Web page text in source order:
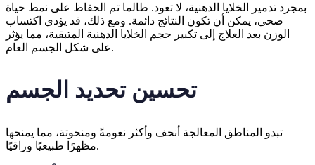
بمجرد تدمير الخلايا الدهنية، لا تعود. طالما تم الحفاظ على نمط حياة
صحي، يمكن أن تكون النتائج دائمة. ومع ذلك، قد يؤدي اكتساب
الوزن بعد العلاج إلى تكبير حجم الخلايا الدهنية المتبقية، مما يؤثر
على شكل الجسم العام.
تحسين تحديد الجسم
تبدو المناطق المعالجة أنحف وأكثر نعومةً ومنحوتة، مما يمنحها
مظهرًا طبيعيًا وراقيًا.